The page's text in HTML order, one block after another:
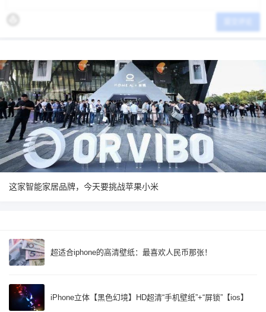
这家智能家居品牌，今天要挑战苹果小米
超适合iphone的高清壁纸：最喜欢人民币那张！
iPhone立体【黑色幻境】HD超清“手机壁纸”+“屏锁”【ios】